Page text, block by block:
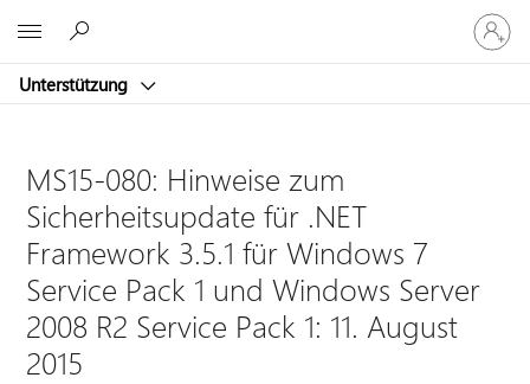
Unterstützung
Bei
Ihrem
Konto
MS15-080: Hinweise zum
Sicherheitsupdate für .NET
Framework 3.5.1 für Windows 7
Service Pack 1 und Windows Server
2008 R2 Service Pack 1: 11. August
2015